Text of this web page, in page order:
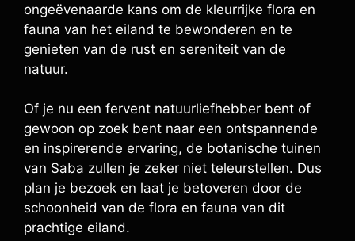
ongeëvenaarde kans om de kleurrijke flora en
fauna van het eiland te bewonderen en te
genieten van de rust en sereniteit van de
natuur.
Of je nu een fervent natuurliefhebber bent of
gewoon op zoek bent naar een ontspannende
en inspirerende ervaring, de botanische tuinen
van Saba zullen je zeker niet teleurstellen. Dus
plan je bezoek en laat je betoveren door de
schoonheid van de flora en fauna van dit
prachtige eiland.